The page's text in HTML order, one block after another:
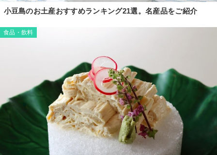
小豆島のお土産おすすめランキング21選。名産品をご紹介
食品・飲料